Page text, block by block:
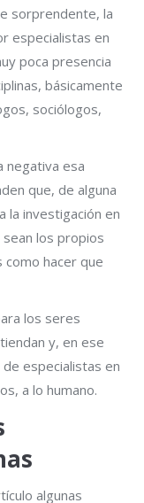
sorprendente, la
especialistas en
poca presencia
básicamente
sociólogos,
negativa esa
que, de alguna
la investigación en
los propios
como hacer que
los seres
y, en ese
especialistas en
a lo humano.
algunas